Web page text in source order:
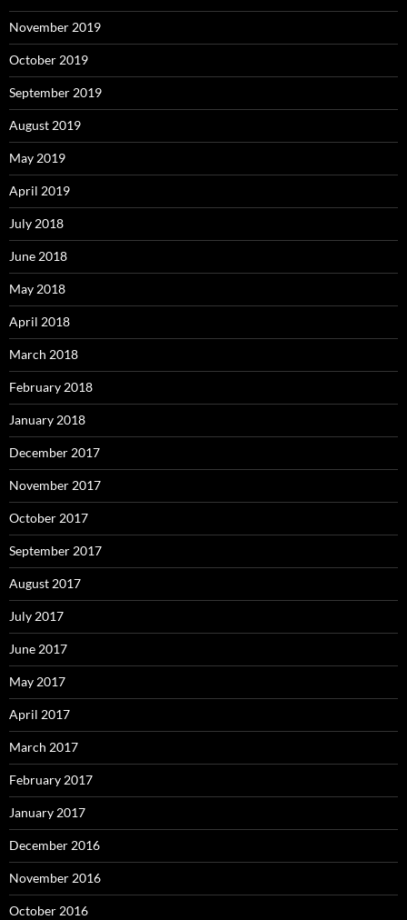
November 2019
October 2019
September 2019
August 2019
May 2019
April 2019
July 2018
June 2018
May 2018
April 2018
March 2018
February 2018
January 2018
December 2017
November 2017
October 2017
September 2017
August 2017
July 2017
June 2017
May 2017
April 2017
March 2017
February 2017
January 2017
December 2016
November 2016
October 2016